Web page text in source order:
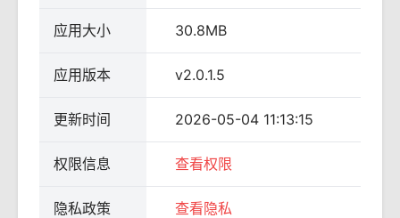
应用大小 30.8MB
应用版本 v2.0.1.5
更新时间 2026-05-04 11:13:15
权限信息 查看权限
隐私政策 查看隐私